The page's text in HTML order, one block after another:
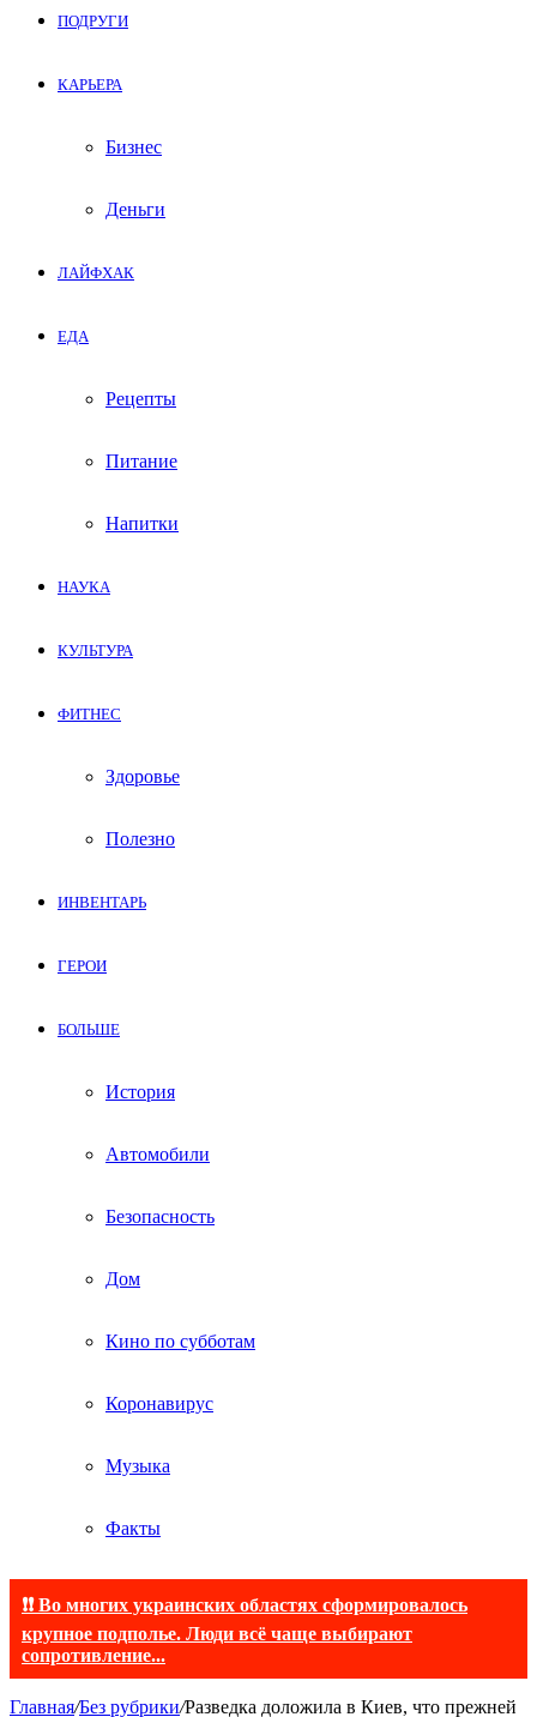
ПОДРУГИ
КАРЬЕРА
Бизнес
Деньги
ЛАЙФХАК
ЕДА
Рецепты
Питание
Напитки
НАУКА
КУЛЬТУРА
ФИТНЕС
Здоровье
Полезно
ИНВЕНТАРЬ
ГЕРОИ
БОЛЬШЕ
История
Автомобили
Безопасность
Дом
Кино по субботам
Коронавирус
Музыка
Факты
❗❗ Во многих украинских областях сформировалось
крупное подполье. Люди всё чаще выбирают
сопротивление...
Главная/Без рубрики/Разведка доложила в Киев, что прежней